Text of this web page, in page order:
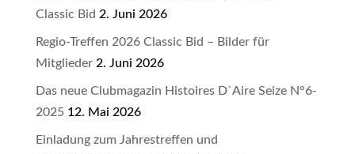
Classic Bid 2. Juni 2026
Regio-Treffen 2026 Classic Bid – Bilder für
Mitglieder 2. Juni 2026
Das neue Clubmagazin Histoires D`Aire Seize N°6-
2025 12. Mai 2026
Einladung zum Jahrestreffen und